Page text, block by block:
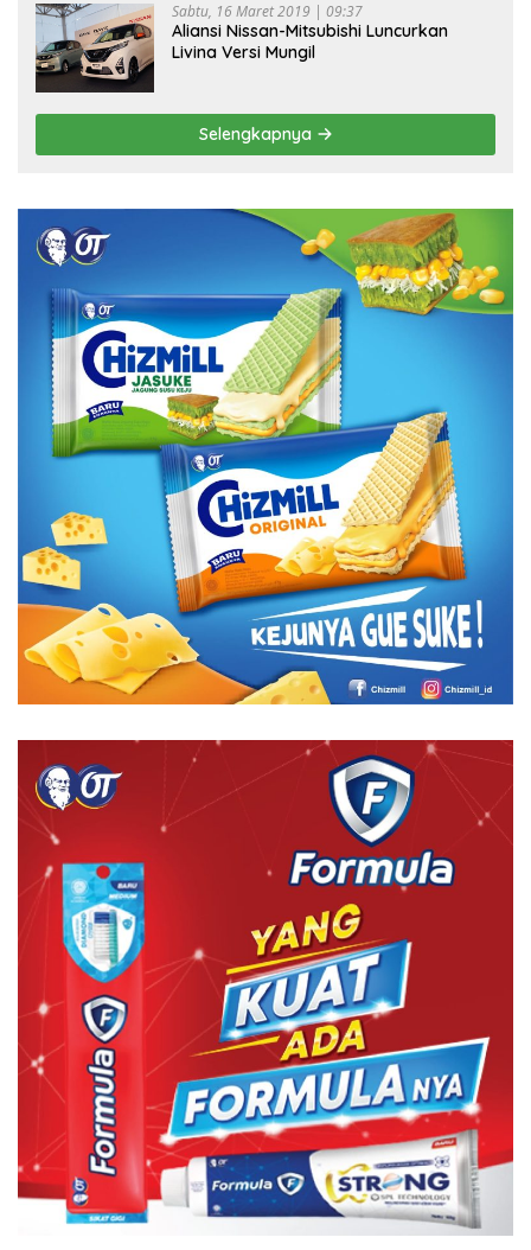
Sabtu, 16 Maret 2019 | 09:37
Aliansi Nissan-Mitsubishi Luncurkan
Livina Versi Mungil
Selengkapnya